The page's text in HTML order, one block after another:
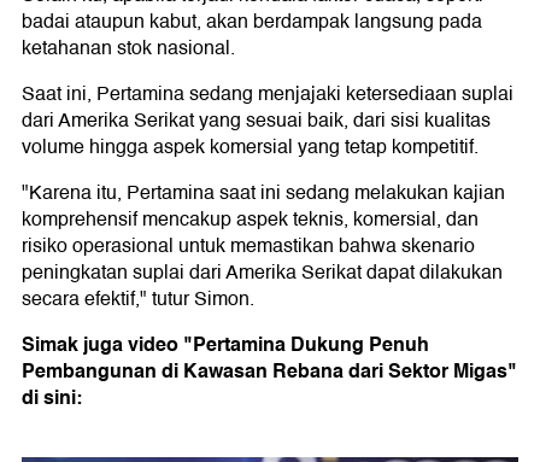
badai ataupun kabut, akan berdampak langsung pada
ketahanan stok nasional.
Saat ini, Pertamina sedang menjajaki ketersediaan suplai
dari Amerika Serikat yang sesuai baik, dari sisi kualitas
volume hingga aspek komersial yang tetap kompetitif.
"Karena itu, Pertamina saat ini sedang melakukan kajian
komprehensif mencakup aspek teknis, komersial, dan
risiko operasional untuk memastikan bahwa skenario
peningkatan suplai dari Amerika Serikat dapat dilakukan
secara efektif," tutur Simon.
Simak juga video "Pertamina Dukung Penuh
Pembangunan di Kawasan Rebana dari Sektor Migas"
di sini: